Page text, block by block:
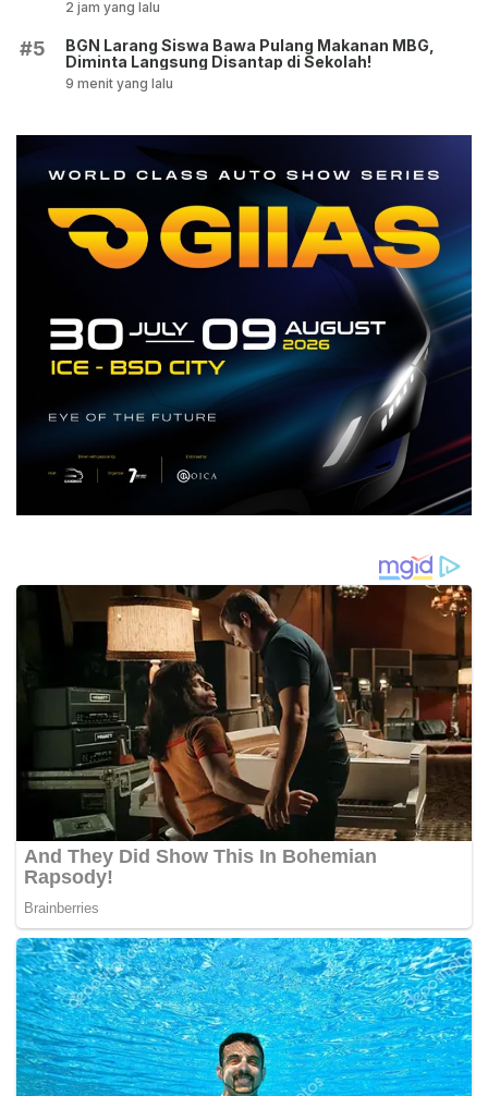
2 jam yang lalu
#5
BGN Larang Siswa Bawa Pulang Makanan MBG,
Diminta Langsung Disantap di Sekolah!
9 menit yang lalu